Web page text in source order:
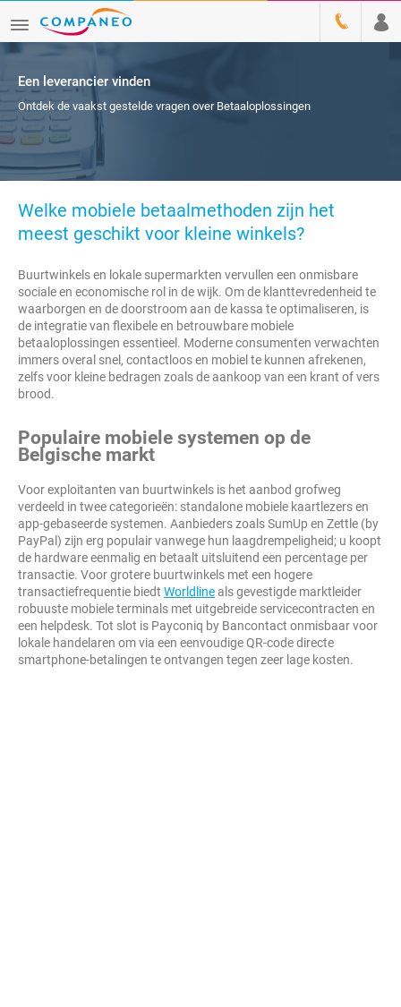
Een leverancier vinden
Ontdek de vaakst gestelde vragen over Betaaloplossingen
Welke mobiele betaalmethoden zijn het
meest geschikt voor kleine winkels?
Buurtwinkels en lokale supermarkten vervullen een onmisbare
sociale en economische rol in de wijk. Om de klanttevredenheid te
waarborgen en de doorstroom aan de kassa te optimaliseren, is
de integratie van flexibele en betrouwbare mobiele
betaaloplossingen essentieel. Moderne consumenten verwachten
immers overal snel, contactloos en mobiel te kunnen afrekenen,
zelfs voor kleine bedragen zoals de aankoop van een krant of vers
brood.
Populaire mobiele systemen op de
Belgische markt
Voor exploitanten van buurtwinkels is het aanbod grofweg
verdeeld in twee categorieën: standalone mobiele kaartlezers en
app-gebaseerde systemen. Aanbieders zoals SumUp en Zettle (by
PayPal) zijn erg populair vanwege hun laagdrempeligheid; u koopt
de hardware eenmalig en betaalt uitsluitend een percentage per
transactie. Voor grotere buurtwinkels met een hogere
transactiefrequentie biedt Worldlineals gevestigde marktleider
robuuste mobiele terminals met uitgebreide servicecontracten en
een helpdesk. Tot slot is Payconiq by Bancontact onmisbaar voor
lokale handelaren om via een eenvoudige QR-code directe
smartphone-betalingen te ontvangen tegen zeer lage kosten.